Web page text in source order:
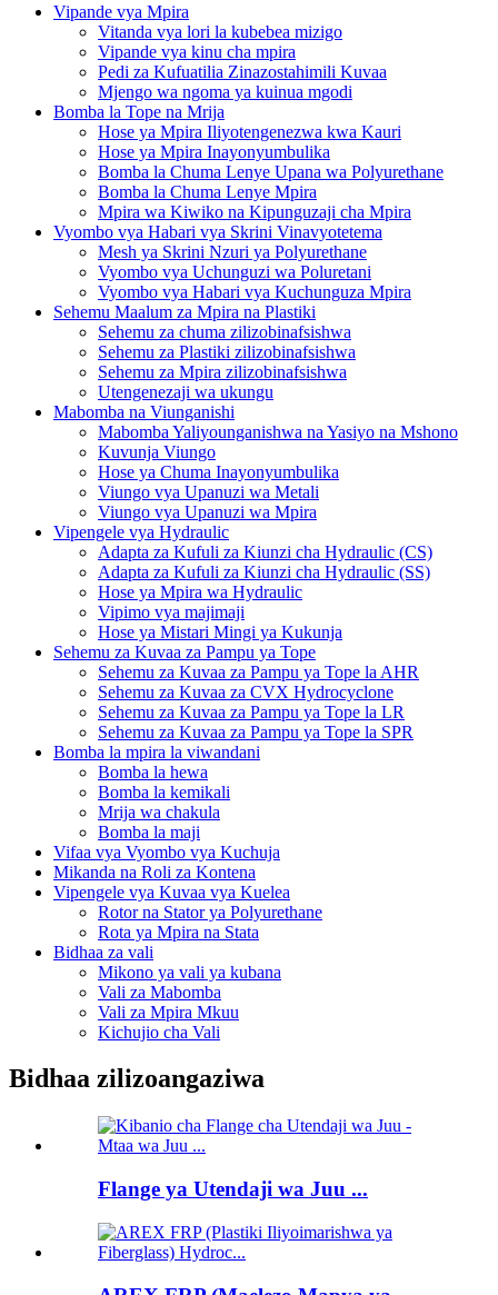
Vipande vya Mpira
Vitanda vya lori la kubebea mizigo
Vipande vya kinu cha mpira
Pedi za Kufuatilia Zinazostahimili Kuvaa
Mjengo wa ngoma ya kuinua mgodi
Bomba la Tope na Mrija
Hose ya Mpira Iliyotengenezwa kwa Kauri
Hose ya Mpira Inayonyumbulika
Bomba la Chuma Lenye Upana wa Polyurethane
Bomba la Chuma Lenye Mpira
Mpira wa Kiwiko na Kipunguzaji cha Mpira
Vyombo vya Habari vya Skrini Vinavyotetema
Mesh ya Skrini Nzuri ya Polyurethane
Vyombo vya Uchunguzi wa Poluretani
Vyombo vya Habari vya Kuchunguza Mpira
Sehemu Maalum za Mpira na Plastiki
Sehemu za chuma zilizobinafsishwa
Sehemu za Plastiki zilizobinafsishwa
Sehemu za Mpira zilizobinafsishwa
Utengenezaji wa ukungu
Mabomba na Viunganishi
Mabomba Yaliyounganishwa na Yasiyo na Mshono
Kuvunja Viungo
Hose ya Chuma Inayonyumbulika
Viungo vya Upanuzi wa Metali
Viungo vya Upanuzi wa Mpira
Vipengele vya Hydraulic
Adapta za Kufuli za Kiunzi cha Hydraulic (CS)
Adapta za Kufuli za Kiunzi cha Hydraulic (SS)
Hose ya Mpira wa Hydraulic
Vipimo vya majimaji
Hose ya Mistari Mingi ya Kukunja
Sehemu za Kuvaa za Pampu ya Tope
Sehemu za Kuvaa za Pampu ya Tope la AHR
Sehemu za Kuvaa za CVX Hydrocyclone
Sehemu za Kuvaa za Pampu ya Tope la LR
Sehemu za Kuvaa za Pampu ya Tope la SPR
Bomba la mpira la viwandani
Bomba la hewa
Bomba la kemikali
Mrija wa chakula
Bomba la maji
Vifaa vya Vyombo vya Kuchuja
Mikanda na Roli za Kontena
Vipengele vya Kuvaa vya Kuelea
Rotor na Stator ya Polyurethane
Rota ya Mpira na Stata
Bidhaa za vali
Mikono ya vali ya kubana
Vali za Mabomba
Vali za Mpira Mkuu
Kichujio cha Vali
Bidhaa zilizoangaziwa
Flange ya Utendaji wa Juu ...